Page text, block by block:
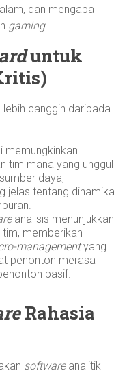
dan mengapa
gaming.
untuk
lebih canggih daripada
memungkinkan
tim mana yang unggul
daya,
jelas tentang dinamika
analisis menunjukkan
memberikan
managementyang
penonton merasa
pasif.
Rahasia
softwareanalitik